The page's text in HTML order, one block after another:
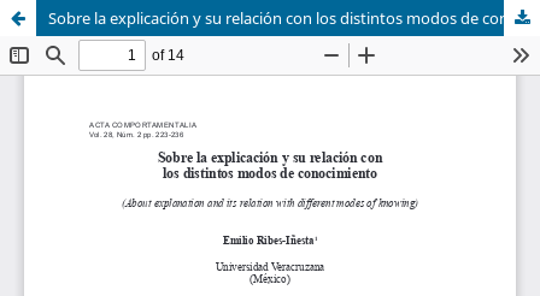
Sobre la explicación y su relación con los distintos modos de conocimiento